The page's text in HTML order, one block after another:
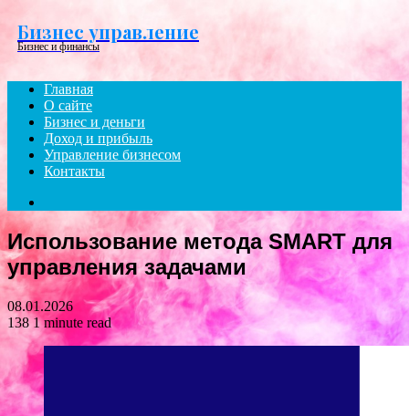
Бизнес управление
Бизнес и финансы
Главная
О сайте
Бизнес и деньги
Доход и прибыль
Управление бизнесом
Контакты
Использование метода SMART для
управления задачами
08.01.2026
1381 minute read